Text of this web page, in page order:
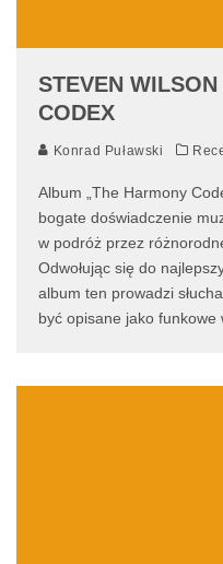
STEVEN
CODEX
Konrad Puławski
Album „The Harmony
bogate doświadczenie
w podróż przez
Odwołując się do
album ten prowadzi
być opisane jako funkowe